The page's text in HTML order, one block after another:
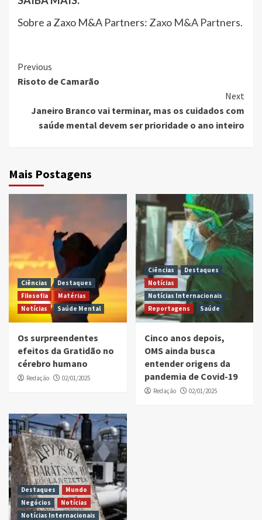
Sobre a Zaxo M&A Partners: Zaxo M&A Partners.
Continue
Reading
Previous
Risoto de Camarão
Next
Janeiro Branco vai terminar, mas os cuidados com
saúde mental devem ser prioridade o ano inteiro
Mais Postagens
Ciências
Destaques
Filosofia
Matérias
Notícias
Saúde Mental
Os surpreendentes
efeitos da Gratidão no
cérebro humano
Redação 02/01/2025
Ciências
Destaques
Notícias
Notícias Internacionais
Reportagens
Saúde
Cinco anos depois,
OMS ainda busca
entender origens da
pandemia de Covid-19
Redação 02/01/2025
Destaques
Mundo
Negócios
Notícias
Notícias Internacionais